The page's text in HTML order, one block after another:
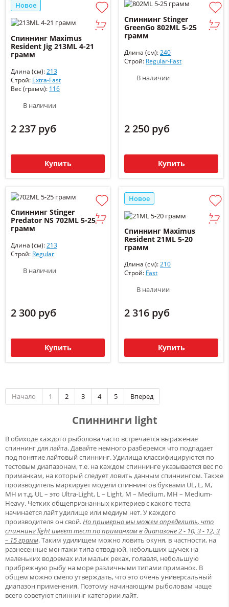
Новое
Спиннинг Maximus
Resident Jig 213ML 4-21
грамм
Длина (см):213
Строй: Extra-Fast
Вес (грамм): 116
В наличии
2 237 руб
Купить
Спиннинг Stinger
GreenGo 802ML 5-25
грамм
Длина (см):240
Строй: Regular-Fast
В наличии
2 250 руб
Купить
Спиннинг Stinger
Predator NS 702ML 5-25
грамм
Длина (см):213
Строй: Regular
В наличии
2 300 руб
Купить
Новое
Спиннинг Maximus
Resident 21ML 5-20
грамм
Длина (см):210
Строй: Fast
В наличии
2 316 руб
Купить
Начало 1 2 3 4 5 Вперед
Спиннинги light
В обиходе каждого рыболова часто встречается выражение
спиннинг для лайта. Давайте немного разберемся что подпадает
под понятие лайтовый спиннинг. Удилища классифицируются по
тестовым диапазонам, т.е. на каждом спиннинге указывается вес по
приманкам, на который следует ловить данным спиннингом. Также
производитель маркирует модели спиннингов буквами UL, L, M,
MH и т.д. UL – это Ultra-Light, L – Light, M – Medium, MH – Medium-
Heavy. Четких общепризнанных критериев с какого теста
начинается лайт удилище или медиум нет. У каждого
производителя он свой. Но примерно мы можем определить, что
спиннинг light имеет тест по приманкам в диапазоне 2 - 10, 3 - 12, 3
– 15 грамм. Таким удилищем можно ловить окуня, в частности, на
разнесенные монтажи типа отводной, небольших щучек на
маленьких водоемах или малых реках, голавля, небольшую
прибрежную рыбу на море различными типами приманок. В
общем можно смело утверждать, что это очень универсальный
диапазон применения. Поэтому начинающим рыболовам чаще
всего советуют спиннинг категории лайт.